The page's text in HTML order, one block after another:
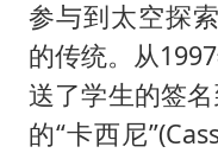
参与到太空探
的传统。从
送了学生的签
的“卡西尼